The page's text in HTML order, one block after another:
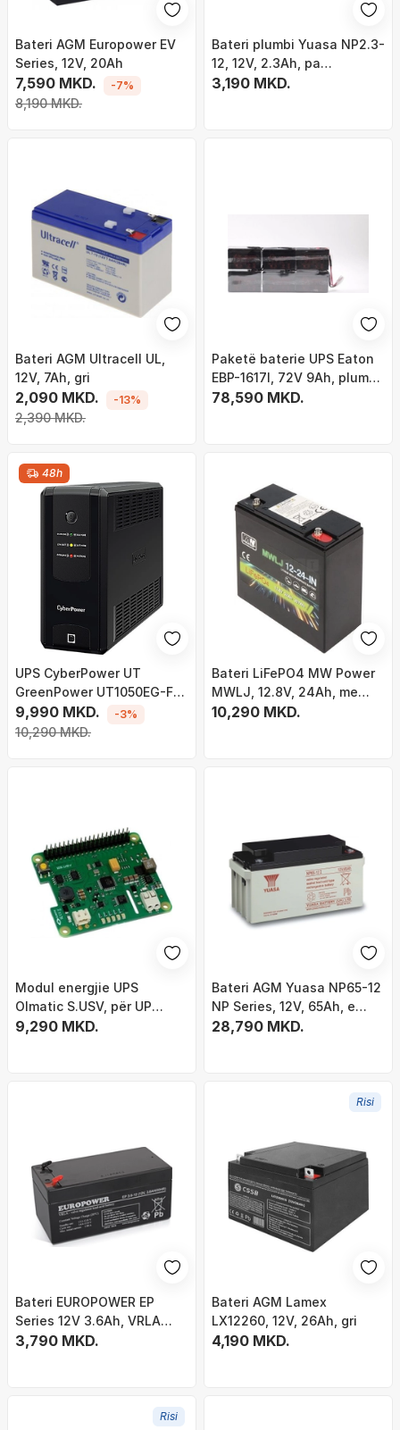
Bateri AGM Europower EV
Series, 12V, 20Ah
7,590 MKD.
8,190 MKD.
-7%
Bateri plumbi Yuasa NP2.3-
12, 12V, 2.3Ah, pa
mirëmbajtje
3,190 MKD.
Bateri AGM Ultracell UL,
12V, 7Ah, gri
2,090 MKD.
2,390 MKD.
-13%
Paketë baterie UPS Eaton
EBP-1617I, 72V 9Ah, plumb
acid VRLA, e zezë
78,590 MKD.
48h
UPS CyberPower UT
GreenPower UT1050EG-FR,
1050VA / 630W
9,990 MKD.
10,290 MKD.
-3%
Bateri LiFePO4 MW Power
MWLJ, 12.8V, 24Ah, me
Bluetooth
10,290 MKD.
Modul energjie UPS
Olmatic S.USV, për UP
Board, kompakt, i gjelbër
9,290 MKD.
Bateri AGM Yuasa NP65-12
NP Series, 12V, 65Ah, e
zezë
28,790 MKD.
Bateri EUROPOWER EP
Series 12V 3.6Ah, VRLA
AGM, plumb acid, gri
3,790 MKD.
Risi
Bateri AGM Lamex
LX12260, 12V, 26Ah, gri
4,190 MKD.
Risi